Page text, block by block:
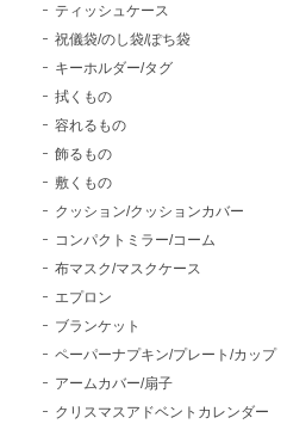
ティッシュケース
祝儀袋/のし袋/ぽち袋
キーホルダー/タグ
拭くもの
容れるもの
飾るもの
敷くもの
クッション/クッションカバー
コンパクトミラー/コーム
布マスク/マスクケース
エプロン
ブランケット
ペーパーナプキン/プレート/カップ
アームカバー/扇子
クリスマスアドベントカレンダー